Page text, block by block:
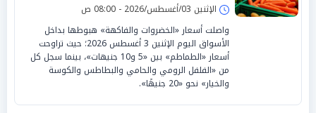
الإثنين 03/أغسطس/2026 - 08:00 ص
واصلت أسعار «الخضروات والفاكهة» هبوطها بداخل
الأسواق اليوم الإثنين 3 أغسطس 2026؛ حيث تراوحت
أسعار «الطماطم» بين «5 و10 جنيهات»، بينما سجل كل
من «الفلفل الرومي والحامي والبطاطس والكوسة
والخيار» نحو «20 جنيهًا».